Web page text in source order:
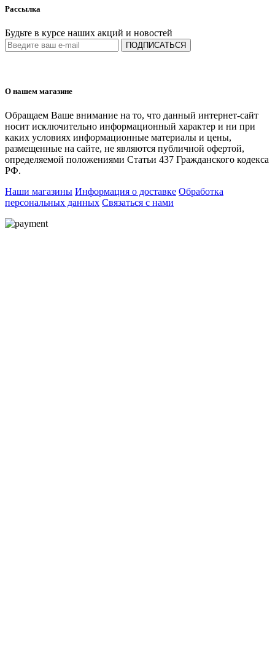
Рассылка
Будьте в курсе наших акций и новостей
ПОДПИСАТЬСЯ
О нашем магазине
Обращаем Ваше внимание на то, что данный интернет-сайт
носит исключительно информационный характер и ни при
каких условиях информационные материалы и цены,
размещенные на сайте, не являются публичной офертой,
определяемой положениями Статьи 437 Гражданского кодекса
РФ.
Наши магазины Информация о доставке Обработка
персональных данных Связаться с нами